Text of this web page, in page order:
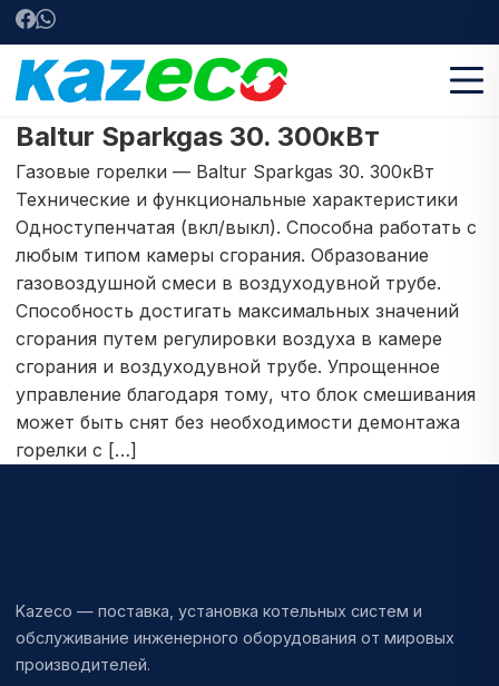
Baltur Sparkgas 30. 300кВт
Газовые горелки — Baltur Sparkgas 30. 300кВт
Технические и функциональные характеристики
Одноступенчатая (вкл/выкл). Способна работать с
любым типом камеры сгорания. Образование
газовоздушной смеси в воздуходувной трубе.
Способность достигать максимальных значений
сгорания путем регулировки воздуха в камере
сгорания и воздуходувной трубе. Упрощенное
управление благодаря тому, что блок смешивания
может быть снят без необходимости демонтажа
горелки с […]
Kazeco — поставка, установка котельных систем и
обслуживание инженерного оборудования от мировых
производителей.